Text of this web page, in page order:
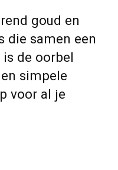
goud en
die samen een
de oorbel
simpele
voor al je